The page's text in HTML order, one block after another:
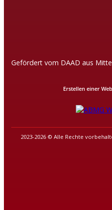
Gefördert vom DAAD aus
2023-2026 © Alle Rechte
Erstellen einer